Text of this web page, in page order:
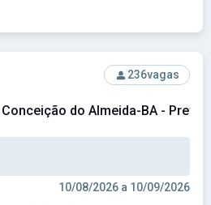
de Conceição do Almeida-BA -
236vagas
do Almeida-BA -
10/08/2026 a 10/09/2026